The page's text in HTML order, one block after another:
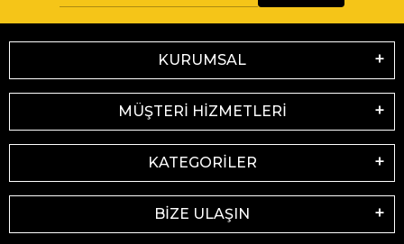
KURUMSAL
MÜŞTERİ HİZMETLERİ
KATEGORİLER
BİZE ULAŞIN